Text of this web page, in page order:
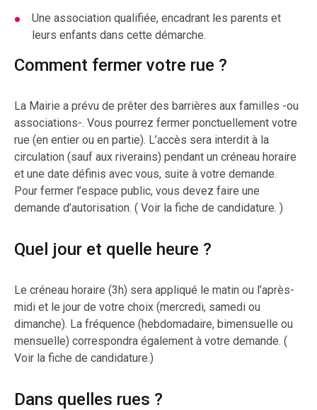
Une association qualifiée, encadrant les parents et
leurs enfants dans cette démarche.
Comment fermer votre rue ?
La Mairie a prévu de prêter des barrières aux familles -ou
associations-. Vous pourrez fermer ponctuellement votre
rue (en entier ou en partie). L’accès sera interdit à la
circulation (sauf aux riverains) pendant un créneau horaire
et une date définis avec vous, suite à votre demande.
Pour fermer l’espace public, vous devez faire une
demande d’autorisation. ( Voir la fiche de candidature. )
Quel jour et quelle heure ?
Le créneau horaire (3h) sera appliqué le matin ou l’après-
midi et le jour de votre choix (mercredi, samedi ou
dimanche). La fréquence (hebdomadaire, bimensuelle ou
mensuelle) correspondra également à votre demande. (
Voir la fiche de candidature.)
Dans quelles rues ?